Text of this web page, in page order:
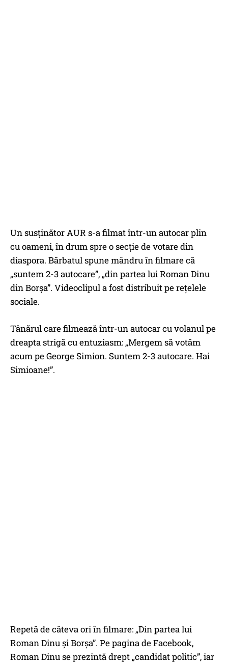
Un susținător AUR s-a filmat într-un autocar plin
cu oameni, în drum spre o secție de votare din
diaspora. Bărbatul spune mândru în filmare că
„suntem 2-3 autocare”, „din partea lui Roman Dinu
din Borșa”. Videoclipul a fost distribuit pe rețelele
sociale.
Tânărul care filmează într-un autocar cu volanul pe
dreapta strigă cu entuziasm: „Mergem să votăm
acum pe George Simion. Suntem 2-3 autocare. Hai
Simioane!”.
Repetă de câteva ori în filmare: „Din partea lui
Roman Dinu și Borșa”. Pe pagina de Facebook,
Roman Dinu se prezintă drept „candidat politic”, iar